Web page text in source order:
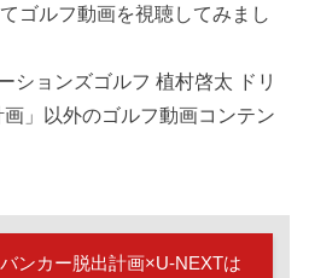
ゴルフ動画を視聴してみまし
ションズゴルフ 植村啓太 ドリ
」以外のゴルフ動画コンテン
ンカー脱出計画×U-NEXTは